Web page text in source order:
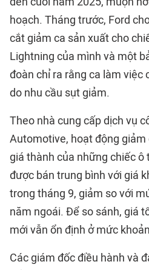
hoạch. Tháng trước, Ford
cắt giảm ca sản xuất cho
Lightning của mình và một
đoàn chỉ ra rằng ca làm việc
do nhu cầu sụt giảm.
Theo nhà cung cấp dịch vụ
Automotive, hoạt động giảm
giá thành của những chiếc ô
được bán trung bình với giá
trong tháng 9, giảm so với
năm ngoái. Để so sánh, giá
mới vẫn ổn định ở mức
Các giám đốc điều hành và